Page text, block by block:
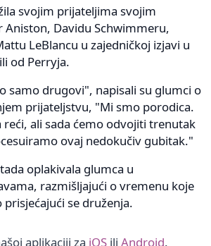
svojim prijateljima svojim
Aniston, Davidu Schwimmeru,
LeBlancu u zajedničkoj izjavi u
od Perryja.
samo drugovi", napisali su glumci o
prijateljstvu, "Mi smo porodica.
ali sada ćemo odvojiti trenutak
ovaj nedokučiv gubitak."
oplakivala glumca u
razmišljajući o vremenu koje
se druženja.
aplikaciji za iOS ili Android.